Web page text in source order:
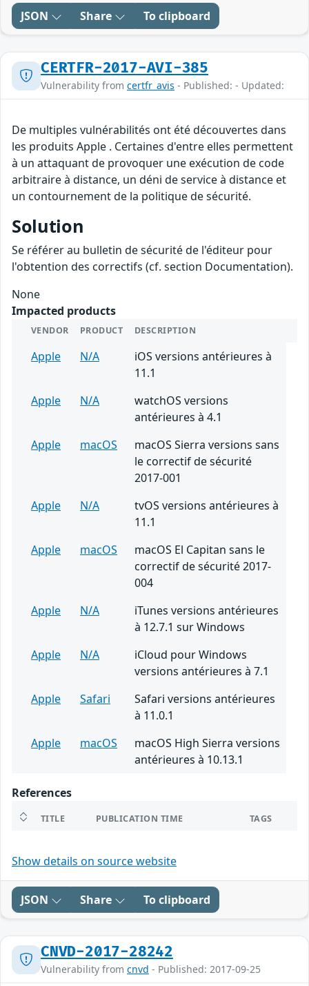
JSON Share To clipboard
CERTFR-2017-AVI-385
Vulnerability from certfr_avis - Published: - Updated:
De multiples vulnérabilités ont été découvertes dans
les produits Apple . Certaines d'entre elles permettent
à un attaquant de provoquer une exécution de code
arbitraire à distance, un déni de service à distance et
un contournement de la politique de sécurité.
Solution
Se référer au bulletin de sécurité de l'éditeur pour
l'obtention des correctifs (cf. section Documentation).
None
Impacted products
VENDOR PRODUCT DESCRIPTION
Apple N/A
iOS versions antérieures à
11.1
Apple
N/A
watchOS versions
antérieures à 4.1
Apple
macOS
macOS Sierra versions sans
le correctif de sécurité
2017-001
Apple
N/A
tvOS versions antérieures à
11.1
Apple
macOS
macOS El Capitan sans le
correctif de sécurité 2017-
004
Apple
N/A
iTunes versions antérieures
à 12.7.1 sur Windows
Apple
N/A
iCloud pour Windows
versions antérieures à 7.1
Apple
Safari
Safari versions antérieures
à 11.0.1
Apple
macOS
macOS High Sierra versions
antérieures à 10.13.1
References
TITLE PUBLICATION TIME TAGS
Show details on source website
JSON Share To clipboard
CNVD-2017-28242
Vulnerability from cnvd - Published: 2017-09-25